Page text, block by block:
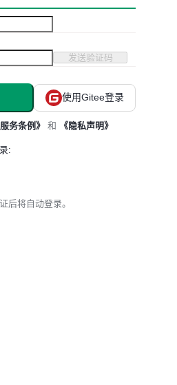
发送验证码
使用Gitee登录
服务条例》 和 《隐私声明》
:
后将自动登录。